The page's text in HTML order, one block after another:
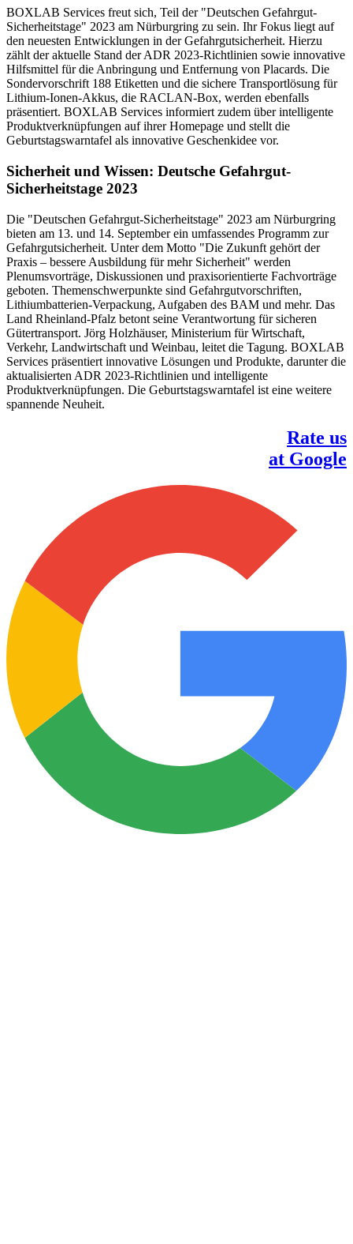
BOXLAB Services freut sich, Teil der "Deutschen Gefahrgut-
Sicherheitstage" 2023 am Nürburgring zu sein. Ihr Fokus liegt auf
den neuesten Entwicklungen in der Gefahrgutsicherheit. Hierzu
zählt der aktuelle Stand der ADR 2023-Richtlinien sowie innovative
Hilfsmittel für die Anbringung und Entfernung von Placards. Die
Sondervorschrift 188 Etiketten und die sichere Transportlösung für
Lithium-Ionen-Akkus, die RACLAN-Box, werden ebenfalls
präsentiert. BOXLAB Services informiert zudem über intelligente
Produktverknüpfungen auf ihrer Homepage und stellt die
Geburtstagswarntafel als innovative Geschenkidee vor.
Sicherheit und Wissen: Deutsche Gefahrgut-
Sicherheitstage 2023
Die "Deutschen Gefahrgut-Sicherheitstage" 2023 am Nürburgring
bieten am 13. und 14. September ein umfassendes Programm zur
Gefahrgutsicherheit. Unter dem Motto "Die Zukunft gehört der
Praxis – bessere Ausbildung für mehr Sicherheit" werden
Plenumsvorträge, Diskussionen und praxisorientierte Fachvorträge
geboten. Themenschwerpunkte sind Gefahrgutvorschriften,
Lithiumbatterien-Verpackung, Aufgaben des BAM und mehr. Das
Land Rheinland-Pfalz betont seine Verantwortung für sicheren
Gütertransport. Jörg Holzhäuser, Ministerium für Wirtschaft,
Verkehr, Landwirtschaft und Weinbau, leitet die Tagung. BOXLAB
Services präsentiert innovative Lösungen und Produkte, darunter die
aktualisierten ADR 2023-Richtlinien und intelligente
Produktverknüpfungen. Die Geburtstagswarntafel ist eine weitere
spannende Neuheit.
Rate us
at Google